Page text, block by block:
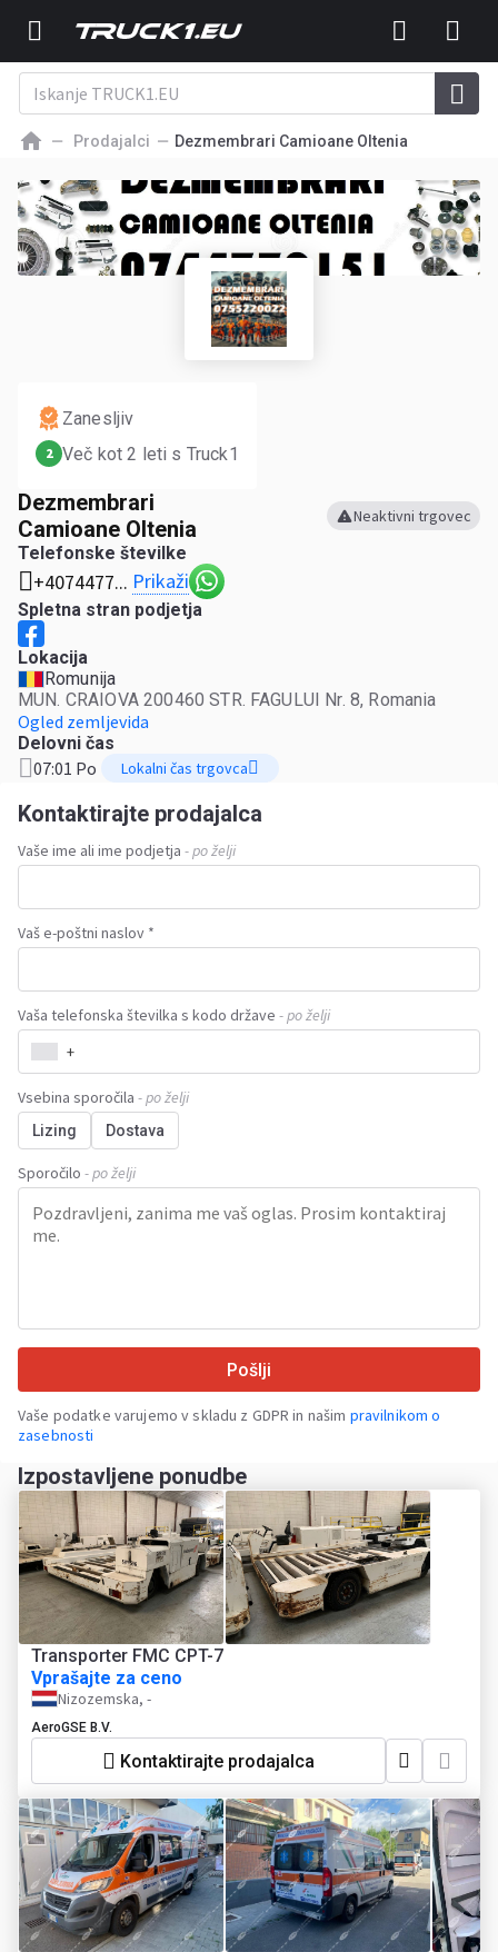
Prodajalci Dezmembrari Camioane Oltenia
Dezmembrari
Camioane Oltenia
Neaktivni trgovec
Telefonske številke
+4074477... Prikaži
Spletna stran podjetja
Lokacija
Romunija
MUN. CRAIOVA 200460 STR. FAGULUI Nr. 8, Romania
Ogled zemljevida
Delovni čas
07:01 Po Lokalni čas trgovca
Kontaktirajte prodajalca
Vaše ime ali ime podjetja - po želji
Vaš e-poštni naslov *
Vaša telefonska številka s kodo države - po želji
+
Vsebina sporočila - po želji
Lizing Dostava
Sporočilo - po želji
Pošlji
Vaše podatke varujemo v skladu z GDPR in našim pravilnikom o
zasebnosti
Zanesljiv
2 Več kot 2 leti s Truck1
Izpostavljene ponudbe
Transporter FMC CPT-7
Vprašajte za ceno
Nizozemska, -
AeroGSE B.V.
Kontaktirajte prodajalca